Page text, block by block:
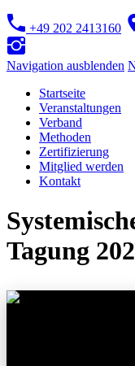
+49 202 2413160
Navigation ausblenden
Startseite
Veranstaltungen
Verband
Methoden
Zertifizierung
Mitglied werden
Kontakt
Tagung